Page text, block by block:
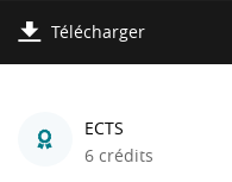
Télécharger
ECTS
6 crédits